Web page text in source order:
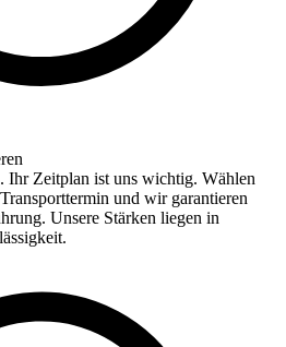
Ihr Zeitplan ist uns wichtig. Wählen
und wir garantieren
Unsere Stärken liegen in